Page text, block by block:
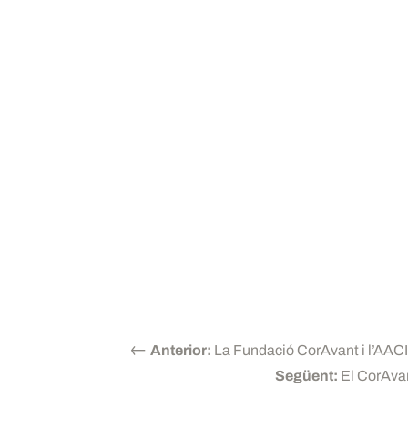
← Anterior: La Fundació CorAvant i
Següent: El